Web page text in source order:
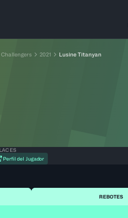
2021 Lusine Titanyan
Perfil del Jugador
REBOTES